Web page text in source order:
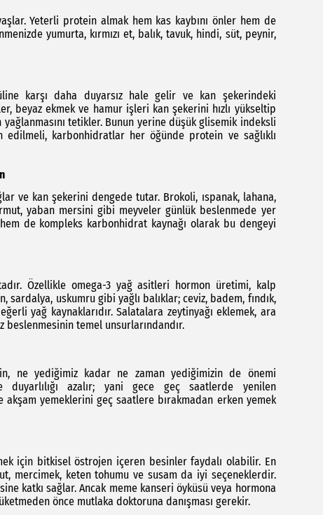
Yeterli protein almak hem kas kaybını önler hem de
yumurta, kırmızı et, balık, tavuk, hindi, süt, peynir,
karşı daha duyarsız hale gelir ve kan şekerindeki
beyaz ekmek ve hamur işleri kan şekerini hızlı yükseltip
yağlanmasını tetikler. Bunun yerine düşük glisemik indeksli
karbonhidratlar her öğünde protein ve sağlıklı
ve kan şekerini dengede tutar. Brokoli, ıspanak, lahana,
yaban mersini gibi meyveler günlük beslenmede yer
de kompleks karbonhidrat kaynağı olarak bu dengeyi
Özellikle omega-3 yağ asitleri hormon üretimi, kalp
sardalya, uskumru gibi yağlı balıklar; ceviz, badem, fındık,
yağ kaynaklarıdır. Salatalara zeytinyağı eklemek, ara
temel unsurlarındandır.
ne yediğimiz kadar ne zaman yediğimizin de önemi
duyarlılığı azalır; yani gece geç saatlerde yenilen
yemeklerini geç saatlere bırakmadan erken yemek
için bitkisel östrojen içeren besinler faydalı olabilir. En
mercimek, keten tohumu ve susam da iyi seçeneklerdir.
katkı sağlar. Ancak meme kanseri öyküsü veya hormona
önce mutlaka doktoruna danışması gerekir.